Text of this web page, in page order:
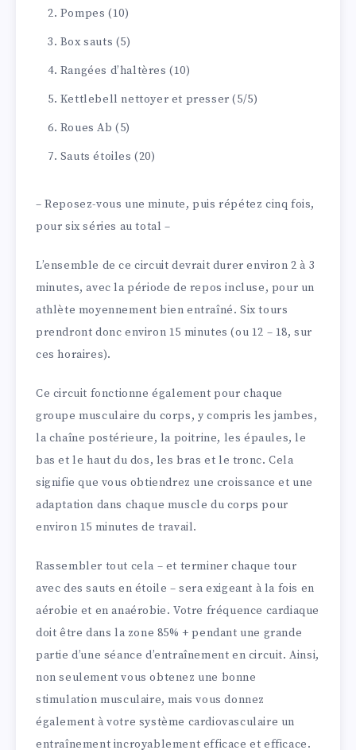
Pompes (10)
Box sauts (5)
Rangées d’haltères (10)
Kettlebell nettoyer et presser (5/5)
Roues Ab (5)
Sauts étoiles (20)
– Reposez-vous une minute, puis répétez cinq fois,
pour six séries au total –
L’ensemble de ce circuit devrait durer environ 2 à 3
minutes, avec la période de repos incluse, pour un
athlète moyennement bien entraîné. Six tours
prendront donc environ 15 minutes (ou 12 – 18, sur
ces horaires).
Ce circuit fonctionne également pour chaque
groupe musculaire du corps, y compris les jambes,
la chaîne postérieure, la poitrine, les épaules, le
bas et le haut du dos, les bras et le tronc. Cela
signifie que vous obtiendrez une croissance et une
adaptation dans chaque muscle du corps pour
environ 15 minutes de travail.
Rassembler tout cela – et terminer chaque tour
avec des sauts en étoile – sera exigeant à la fois en
aérobie et en anaérobie. Votre fréquence cardiaque
doit être dans la zone 85% + pendant une grande
partie d’une séance d’entraînement en circuit. Ainsi,
non seulement vous obtenez une bonne
stimulation musculaire, mais vous donnez
également à votre système cardiovasculaire un
entraînement incroyablement efficace et efficace.